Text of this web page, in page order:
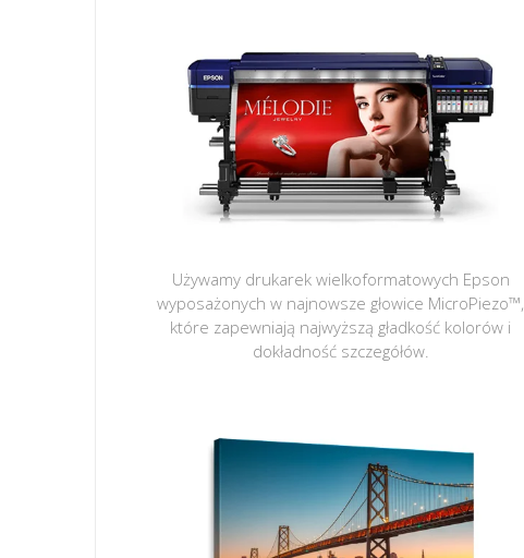
Używamy drukarek wielkoformatowych Epson
wyposażonych w najnowsze głowice MicroPiezo™,
które zapewniają najwyższą gładkość kolorów i
dokładność szczegółów.